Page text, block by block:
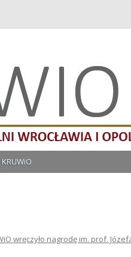
i Opola
wręczyło nagrodę im. prof.